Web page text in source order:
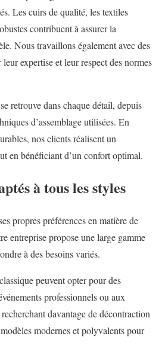
Les cuirs de qualité, les textiles
contribuent à assurer la
Nous travaillons également avec des
expertise et leur respect des normes
retrouve dans chaque détail, depuis
d’assemblage utilisées. En
nos clients réalisent un
en bénéficiant d’un confort optimal.
à tous les styles
propres préférences en matière de
entreprise propose une large gamme
à des besoins variés.
peuvent opter pour des
professionnels ou aux
davantage de décontraction
modernes et polyvalents pour